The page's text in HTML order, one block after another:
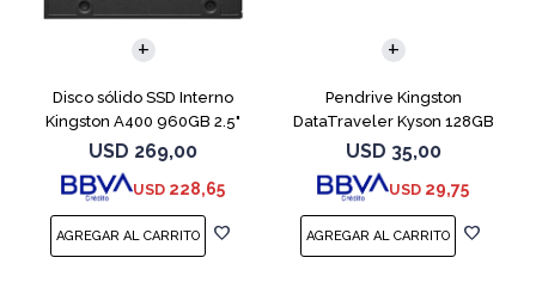
Disco sólido SSD Interno
Kingston A400 960GB 2.5"
SATA 3
USD 269,00
USD 228,65
Pendrive Kingston
DataTraveler Kyson 128GB
USB 3.2
USD 35,00
USD 29,75